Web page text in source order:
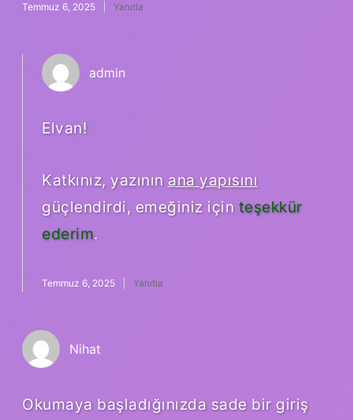
Temmuz 6, 2025 Yanıtla
admin
Elvan!
Katkınız, yazının ana yapısını
güçlendirdi, emeğiniz için teşekkür
ederim.
Temmuz 6, 2025 Yanıtla
Nihat
Okumaya başladığınızda sade bir giriş